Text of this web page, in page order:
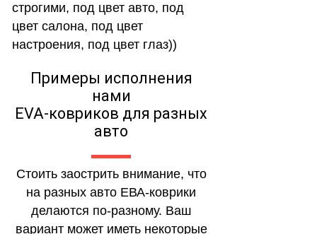
строгими, под цвет авто, под
цвет салона, под цвет
настроения, под цвет глаз))
Примеры исполнения
нами
EVA-ковриков для разных
авто
Стоить заострить внимание, что
на разных авто ЕВА-коврики
делаются по-разному. Ваш
вариант может иметь некоторые